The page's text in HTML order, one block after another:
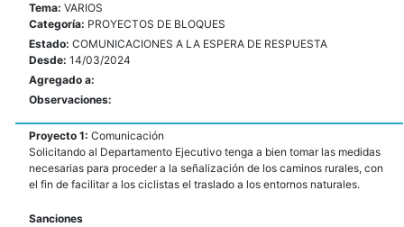
Tema: VARIOS
Categoría: PROYECTOS DE BLOQUES
Estado: COMUNICACIONES A LA ESPERA DE RESPUESTA
Desde: 14/03/2024
Agregado a:
Observaciones:
Proyecto 1: Comunicación
Solicitando al Departamento Ejecutivo tenga a bien tomar las medidas
necesarias para proceder a la señalización de los caminos rurales, con
el fin de facilitar a los ciclistas el traslado a los entornos naturales.
Sanciones